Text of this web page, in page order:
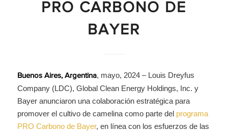
PRO CARBONO DE
BAYER
Buenos Aires, Argentina, mayo, 2024 – Louis Dreyfus
Company (LDC), Global Clean Energy Holdings, Inc. y
Bayer anunciaron una colaboración estratégica para
promover el cultivo de camelina como parte del programa
PRO Carbono de Bayer, en línea con los esfuerzos de las